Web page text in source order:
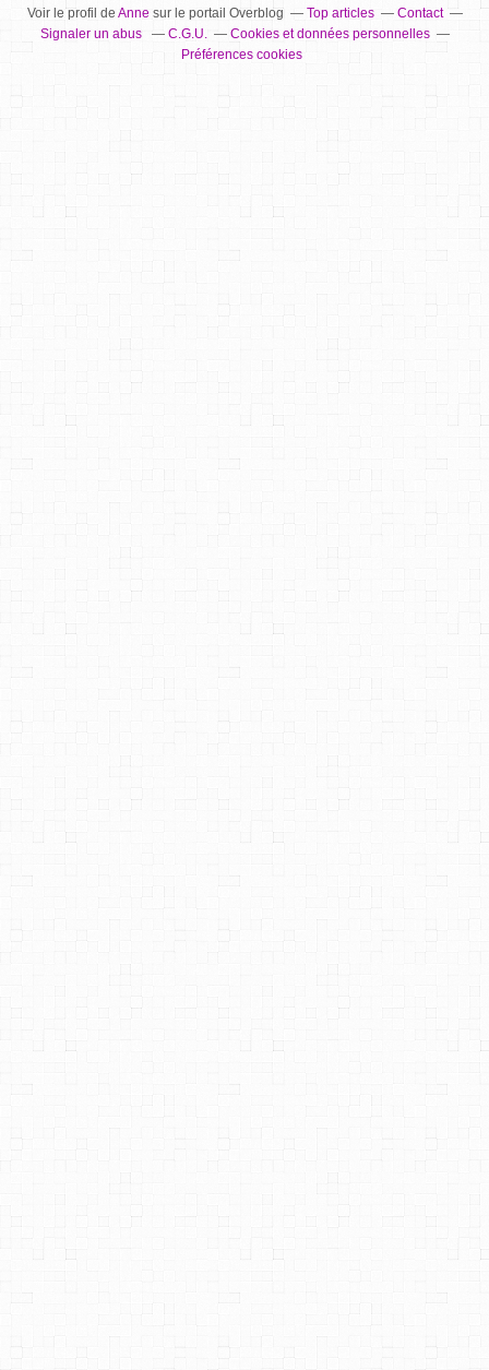
Voir le profil de Annesur le portail Overblog Top articles
Contact
Signaler un abus
C.G.U.
Cookies et données personnelles
Préférences cookies